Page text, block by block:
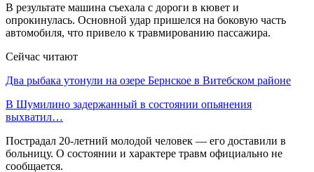
В результате машина съехала с дороги в кювет и
опрокинулась. Основной удар пришелся на боковую часть
автомобиля, что привело к травмированию пассажира.
Сейчас читают
Два рыбака утонули на озере Бернское в Витебском районе
В Шумилино задержанный в состоянии опьянения
выхватил…
Пострадал 20-летний молодой человек — его доставили в
больницу. О состоянии и характере травм официально не
сообщается.